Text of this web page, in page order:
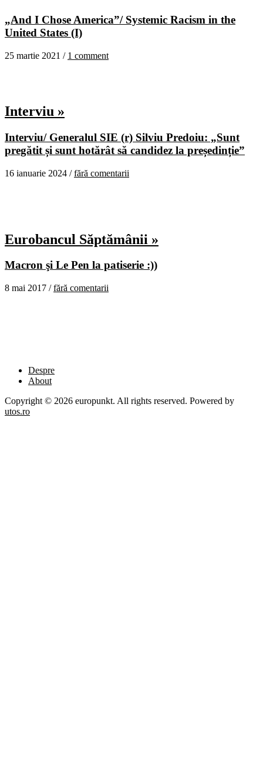
„And I Chose America”/ Systemic Racism in the
United States (I)
25 martie 2021 / 1 comment
Interviu »
Interviu/ Generalul SIE (r) Silviu Predoiu: „Sunt
pregătit și sunt hotărât să candidez la președinție”
16 ianuarie 2024 /fără comentarii
Eurobancul Săptămânii »
Macron şi Le Pen la patiserie :))
8 mai 2017 /fără comentarii
Despre
About
Copyright © 2026 europunkt. All rights reserved. Powered by
utos.ro